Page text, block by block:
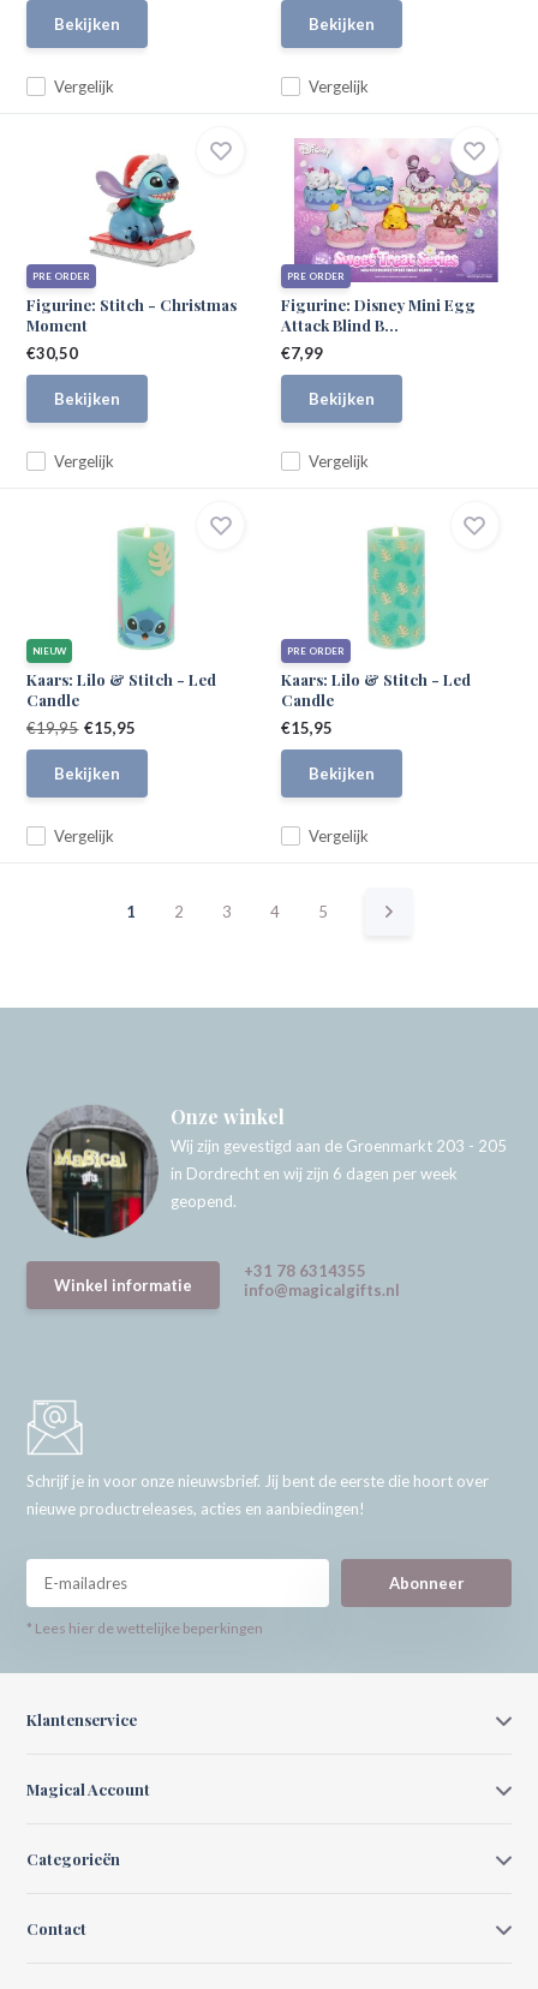
Vergelijk
Bekijken
Vergelijk
Bekijken
PRE ORDER
Figurine: Stitch - Christmas
Moment
Vergelijk
€30,50
Bekijken
PRE ORDER
Figurine: Disney Mini Egg
Attack Blind B...
Vergelijk
€7,99
Bekijken
NIEUW
Kaars: Lilo & Stitch - Led
Candle
Vergelijk
€19,95 €15,95
Bekijken
PRE ORDER
Kaars: Lilo & Stitch - Led
Candle
Vergelijk
€15,95
Bekijken
1 2 3 4 5
Onze winkel
Wij zijn gevestigd aan de Groenmarkt 203 - 205
in Dordrecht en wij zijn 6 dagen per week
geopend.
Winkel informatie
+31 78 6314355
info@magicalgifts.nl
Schrijf je in voor onze nieuwsbrief. Jij bent de eerste die hoort over
nieuwe productreleases, acties en aanbiedingen!
Abonneer
* Lees hier de wettelijke beperkingen
Klantenservice
Magical Account
Categorieën
Contact